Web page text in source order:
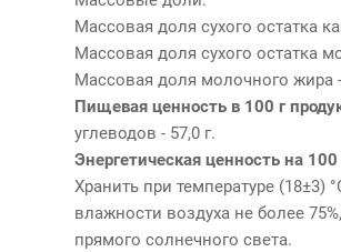
Массовая доля сухого остатка
Массовая доля сухого остатка
Массовая доля молочного жира -
Пищевая ценность в 100 г
углеводов - 57,0 г.
Энергетическая ценность на 100
Хранить при температуре (18±3)
влажности воздуха не более
прямого солнечного света.